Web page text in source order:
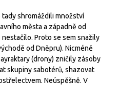
tady shromáždili množství
města a západně od
Proto se sem snažily
od Dněpru). Nicméně
(drony) zničily zásoby
skupiny sabotérů, shazovat
Neúspěšně. V